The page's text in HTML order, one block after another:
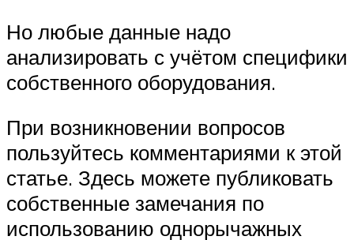
Но любые данные надо
анализировать с учётом специфики
собственного оборудования.
При возникновении вопросов
пользуйтесь комментариями к этой
статье. Здесь можете публиковать
собственные замечания по
использованию однорычажных